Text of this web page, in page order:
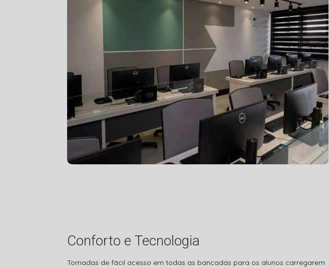
Conforto e Tecnologia
Tomadas de fácil acesso em todas as bancadas para os alunos carregarem